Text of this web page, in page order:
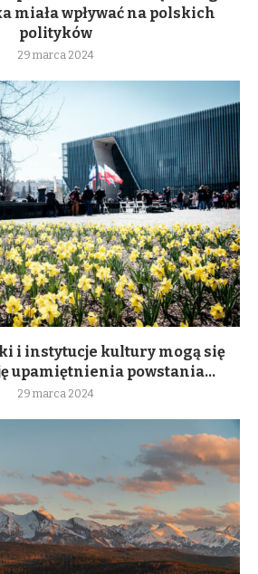
miała wpływać na polskich
polityków
29 marca 2024
i instytucje kultury mogą się
upamiętnienia powstania...
29 marca 2024